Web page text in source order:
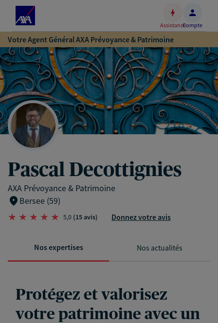
Accéder
au
contenu
principal
Accéder
au
pied
de
page
AssistanceCompte
Votre Agent Général AXA Prévoyance & Patrimoine
Pascal Decottignies
AXA Prévoyance & Patrimoine
Bersee (59)
5,0 (15 avis) Donnez votre avis
Nos expertises Nos actualités
Protégez et valorisez
votre patrimoine avec un